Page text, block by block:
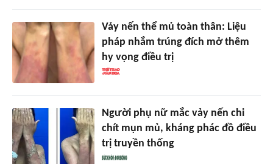
Vảy nến thể mủ toàn thân: Liệu
pháp nhắm trúng đích mở thêm
hy vọng điều trị
Người phụ nữ mắc vảy nến chi
chít mụn mủ, kháng phác đồ điều
trị truyền thống